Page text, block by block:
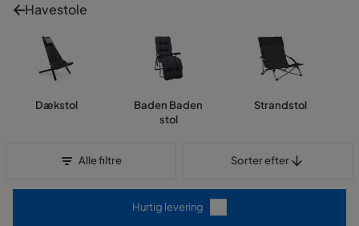
Havestole
Dækstol
Baden Baden
stol
Strandstol
Alle filtre Sorter efter
Hurtig levering